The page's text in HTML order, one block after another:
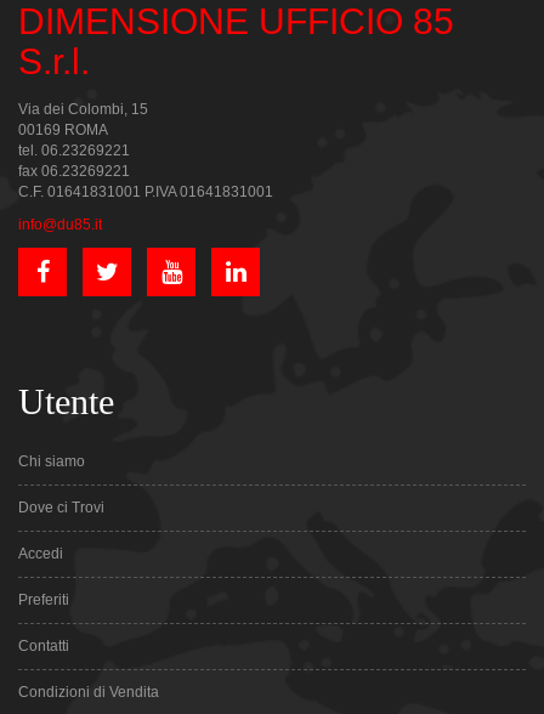
DIMENSIONE UFFICIO 85
S.r.l.
Via dei Colombi, 15
00169 ROMA
tel. 06.23269221
fax 06.23269221
C.F. 01641831001 P.IVA 01641831001
info@du85.it
Utente
Chi siamo
Dove ci Trovi
Accedi
Preferiti
Contatti
Condizioni di Vendita